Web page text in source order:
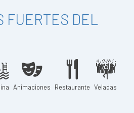
FUERTES DEL
Animaciones Restaurante Veladas